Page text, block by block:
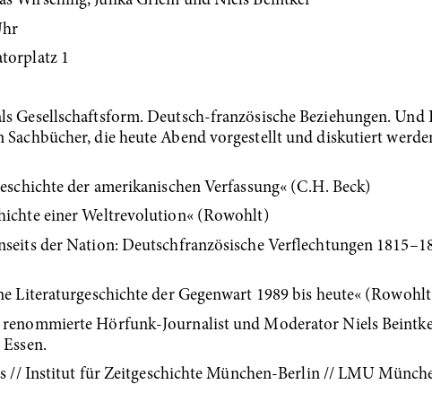
1
Gesellschaftsform. Deutsch-französische Beziehungen.
die heute Abend vorgestellt und diskutiert
der amerikanischen Verfassung« (C.H. Beck)
einer Weltrevolution« (Rowohlt)
der Nation: Deutschfranzösische Verflechtungen
Literaturgeschichte der Gegenwart 1989 bis heute«
renommierte Hörfunk-Journalist und Moderator Niels
// Institut für Zeitgeschichte München-Berlin // LMU